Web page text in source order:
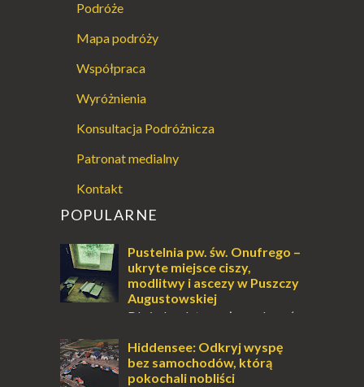
Podróże
Mapa podróży
Współpraca
Wyróżnienia
Konsultacja Podróżnicza
Patronat medialny
Kontakt
POPULARNE
Pustelnia pw. św. Onufrego –
ukryte miejsce ciszy,
modlitwy i ascezy w Puszczy
Augustowskiej
Dla jednych to może wydawać
przetrwania lub romantycznym życiem. Dla
innych to nieustanne przebywanie z B...
Hiddensee: Odkryj wyspę
bez samochodów, którą
pokochali nobliści